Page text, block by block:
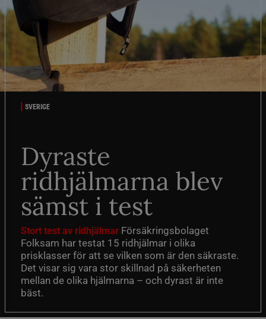
SVERIGE
Dyraste
ridhjälmarna blev
sämst i test
Stort test av ridhjälmar Försäkringsbolaget
Folksam har testat 15 ridhjälmar i olika
prisklasser för att se vilken som är den säkraste.
Det visar sig vara stor skillnad på säkerheten
mellan de olika hjälmarna – och dyrast är inte
bäst.